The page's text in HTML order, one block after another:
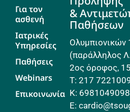
Για τον
ασθενή
Ιατρικές
Υπηρεσίες
Παθήσεις
Webinars
Επικοινωνία
&
Παθήσεων
Ολυμπιονικών
(παράλληλος
2ος όροφος,
Τ: 217
Κ: 6981049098
E: